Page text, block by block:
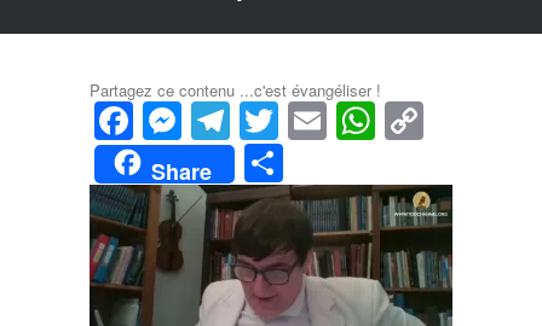
Partagez ce contenu ...c'est évangéliser !
Facebook
Messenger
Telegram
Twitter
Email
Share